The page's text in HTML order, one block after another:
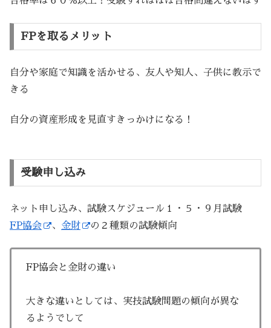
FPを取るメリット
自分や家庭で知識を活かせる、友人や知人、子供に教示で
きる
自分の資産形成を見直すきっかけになる！
受験申し込み
ネット申し込み、試験スケジュール１・５・９月試験
FP協会
、 金財 の２種類の試験傾向
FP協会と金財の違い
大きな違いとしては、実技試験問題の傾向が異な
るようでして